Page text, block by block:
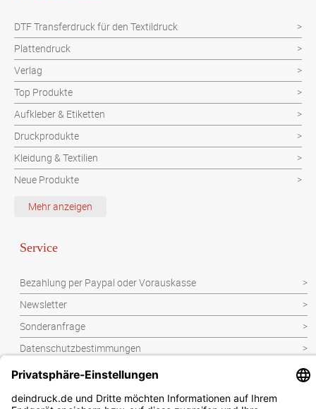
DTF Transferdruck für den Textildruck
Plattendruck
Verlag
Top Produkte
Aufkleber & Etiketten
Druckprodukte
Kleidung & Textilien
Neue Produkte
Schutzvorrichtung
Werbeartikel
Mehr anzeigen
Service
Bezahlung per Paypal oder Vorauskasse
Newsletter
Sonderanfrage
Datenschutzbestimmungen
Kontakt
Widerrufsbelehrung